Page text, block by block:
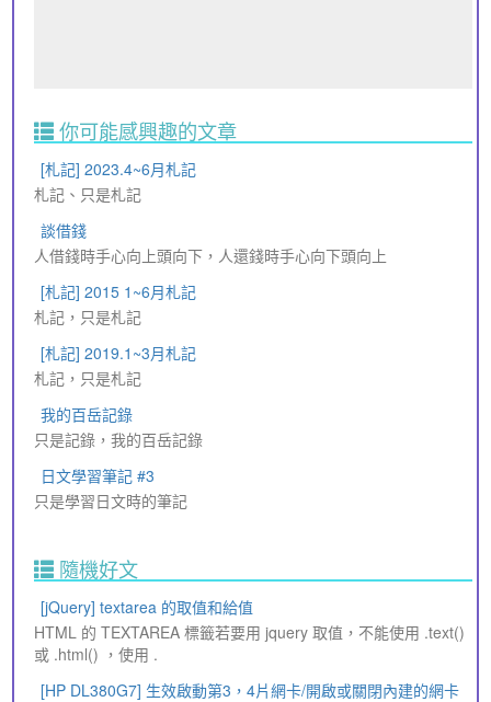
你可能感興趣的文章
[札記] 2023.4~6月札記
札記、只是札記
談借錢
人借錢時手心向上頭向下，人還錢時手心向下頭向上
[札記] 2015 1~6月札記
札記，只是札記
[札記] 2019.1~3月札記
札記，只是札記
我的百岳記錄
只是記錄，我的百岳記錄
日文學習筆記 #3
只是學習日文時的筆記
隨機好文
[jQuery] textarea 的取值和給值
HTML 的 TEXTAREA 標籤若要用 jquery 取值，不能使用 .text()
或 .html() ，使用 .
[HP DL380G7] 生效啟動第3，4片網卡/開啟或關閉內建的網卡